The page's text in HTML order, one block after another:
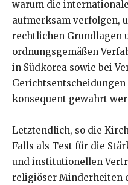
warum die
aufmerksam verfolgen,
rechtlichen Grundlagen
ordnungsgemäßen
in Südkorea sowie bei
konsequent gewahrt
Letztendlich, so die
Falls als Test für die
und institutionellen
religiöser Minderheiten